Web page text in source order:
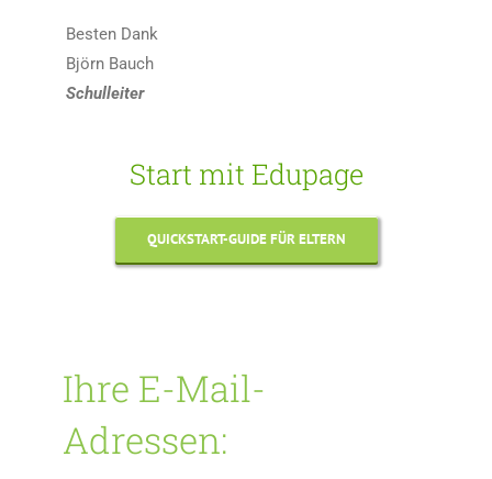
Besten Dank
Björn Bauch
Schulleiter
Start mit Edupage
QUICKSTART-GUIDE FÜR ELTERN
Ihre E-Mail-
Adressen: